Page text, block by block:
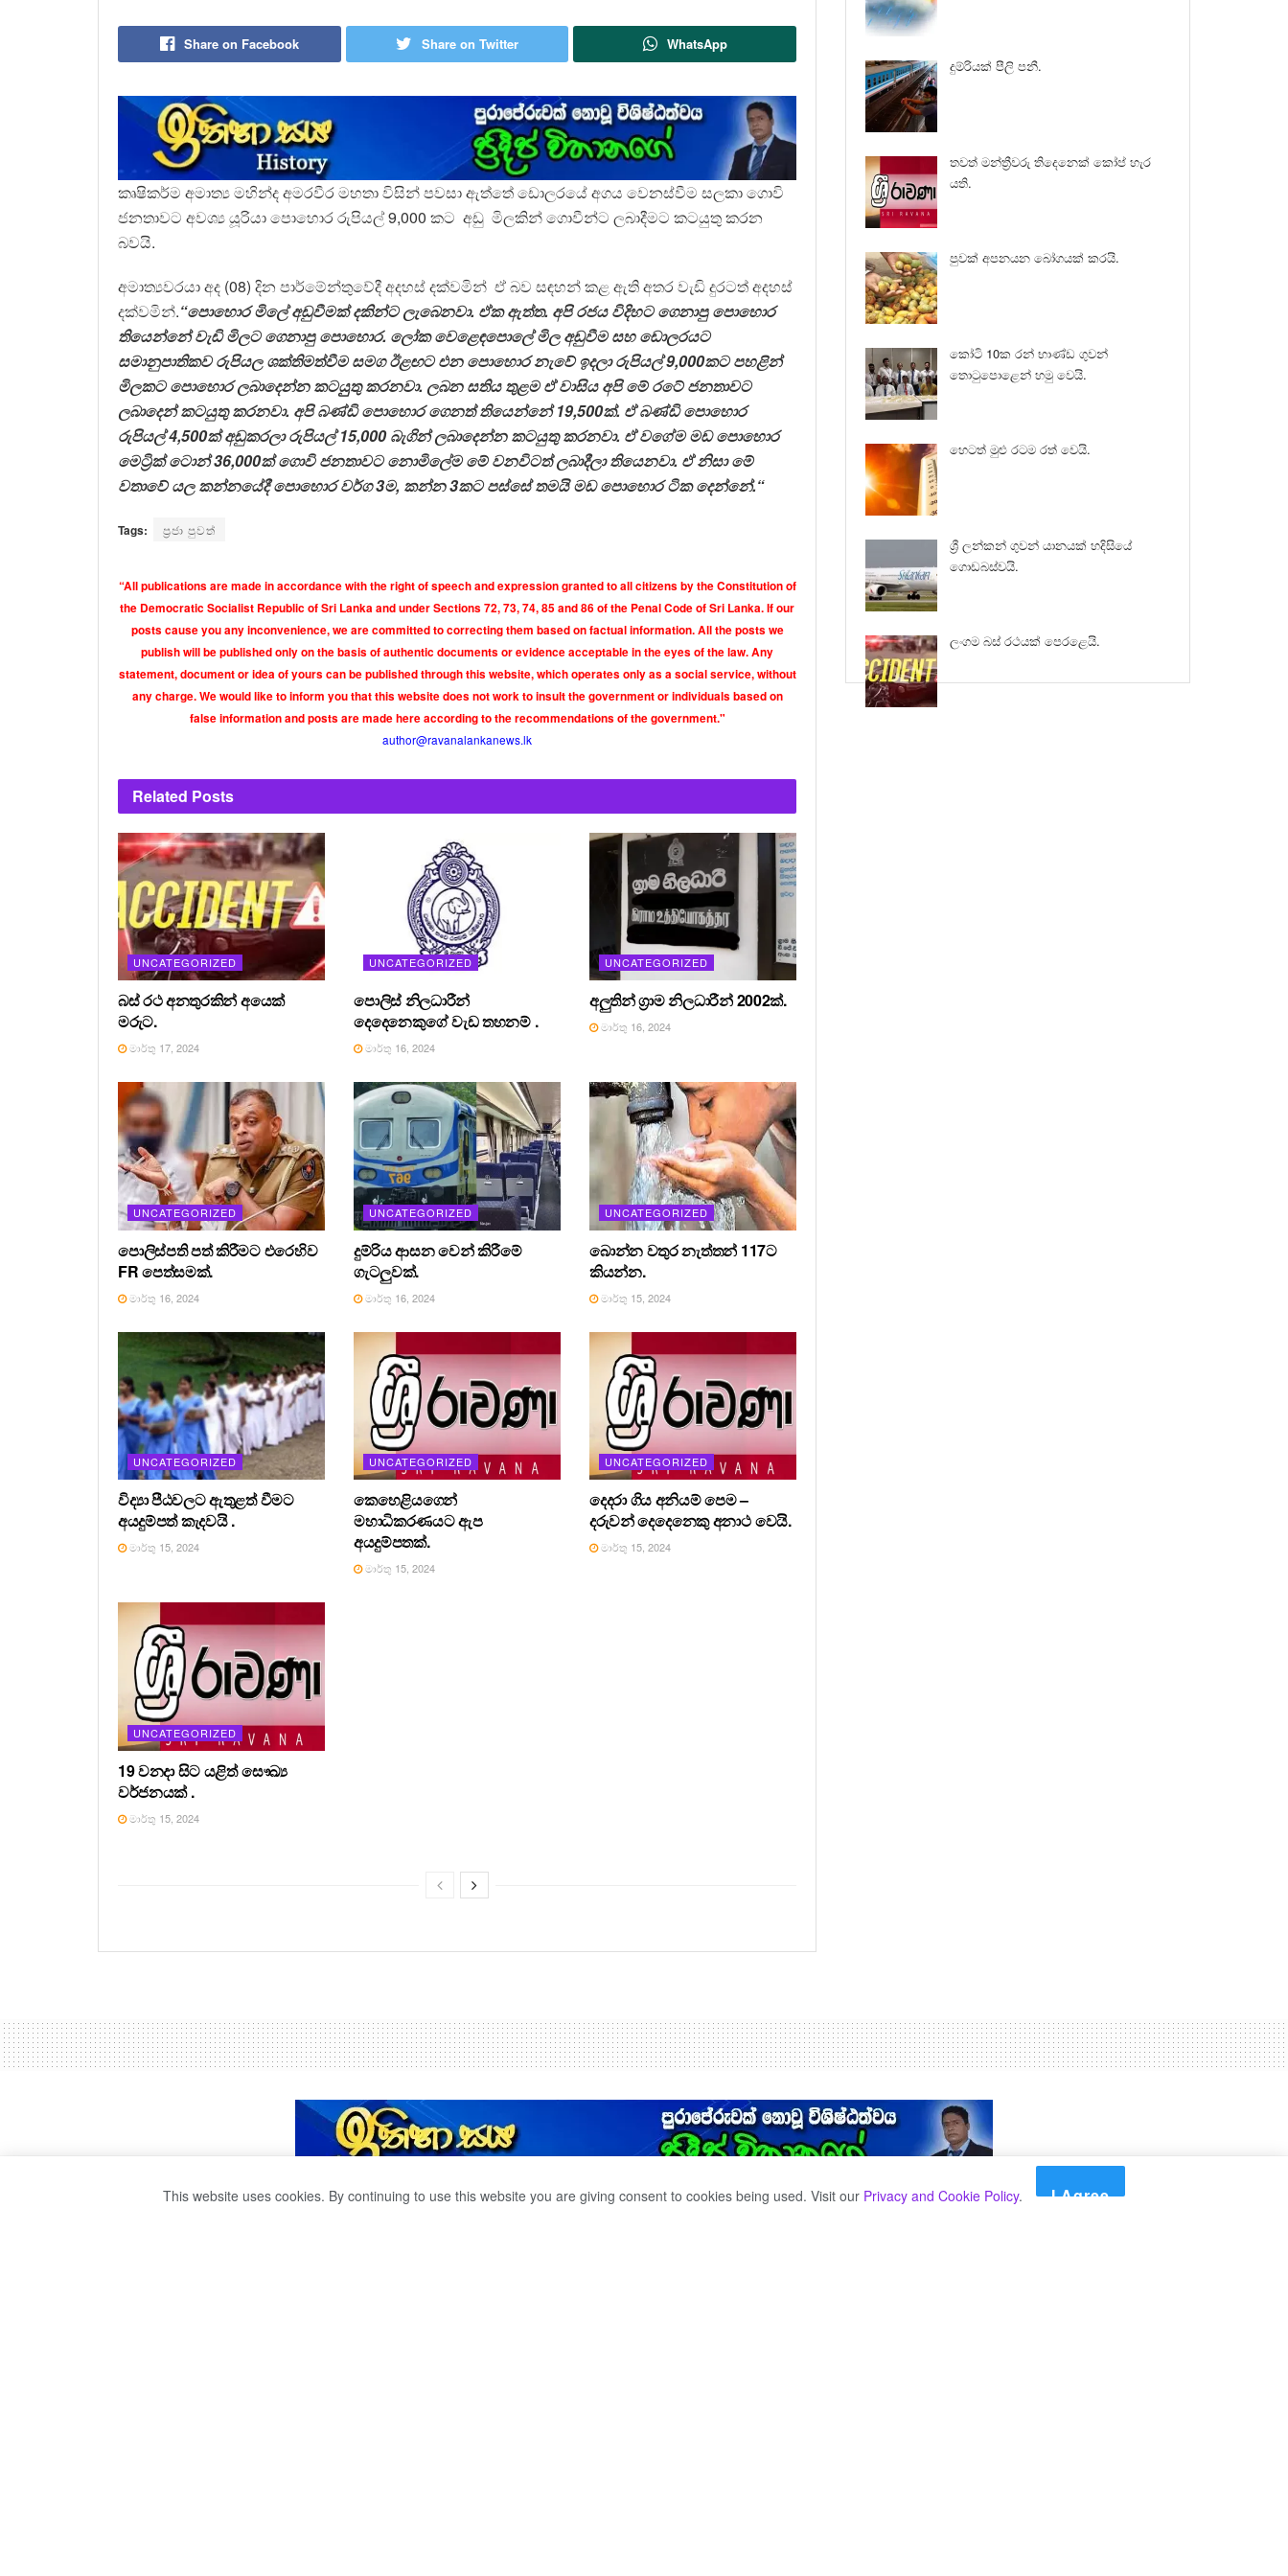
Share on Facebook Share on Twitter WhatsApp
කෘෂිකර්ම අමාත්‍ය මහින්ද අමරවීර මහතා විසින් පවසා ඇත්තේ ඩොලරයේ අගය වෙනස්වීම සලකා ගොවි
ජනතාවට අවශ්‍ය යූරියා පොහොර රුපියල් 9,000 කට අඩු මිලකින් ගොවීන්ට ලබාදීමට කටයුතු කරන
බවයි.
අමාත්‍යවරයා අද (08) දින පාර්මේන්තුවේදී අදහස් දක්වමින් ඒ බව සඳහන් කළ ඇති අතර වැඩි දුරටත් අදහස්
දක්වමින්.“පොහොර මිලේ අඩුවීමක් දකින්ට ලැබෙනවා. ඒක ඇත්ත. අපි රජය විදිහට ගෙනාපු පොහොර
තියෙන්නේ වැඩි මිලට ගෙනාපු පොහොර. ලෝක වෙළෙඳපොලේ මිල අඩුවීම සහ ඩොලරයට
සමානුපාතිකව රුපියල ශක්තිමත්වීම සමග ඊළඟට එන පොහොර නැවේ ඉදලා රුපියල්9,000කට පහළින්
මිලකට පොහොර ලබාදෙන්න කටයුුතු කරනවා. ලබන සතිය තුළම ඒ වාසිය අපි මේ රටේ ජනතාවට
ලබාදෙන් කටයුතු කරනවා. අපි බණ්ඩි පොහොර ගෙනත් තියෙන්නේ19,500ක්. ඒ බණ්ඩි පොහොර
රුපියල්4,500ක් අඩුකරලා රුපියල්15,000බැගින් ලබාදෙන්න කටයුතු කරනවා. ඒ වගේම මඩ පොහොර
මෙට්‍රික් ටොන්36,000ක් ගොවි ජනතාවට නොමිලේම මේ වනවිටත් ලබාදීලා තියෙනවා. ඒ නිසා මේ
වතාවේ යල කන්නයේදී පොහොර වර්ග3ම, කන්න3කටපස්සේ තමයි මඩ පොහොර ටික දෙන්නේ.“
Tags: ප්‍රජා පුවත්
“All publications are made in accordance with the right of speech and expression granted to all citizens by the Constitution of
the Democratic Socialist Republic of Sri Lanka and under Sections 72, 73, 74, 85 and 86 of the Penal Code of Sri Lanka. If our
posts cause you any inconvenience, we are committed to correcting them based on factual information. All the posts we
publish will be published only on the basis of authentic documents or evidence acceptable in the eyes of the law. Any
statement, document or idea of yours can be published through this website, which operates only as a social service, without
any charge. We would like to inform you that this website does not work to insult the government or individuals based on
false information and posts are made here according to the recommendations of the government."
author@ravanalankanews.lk
Related Posts
UNCATEGORIZED
බස් රථ අනතුරකින් අයෙක්
මරුට.
මාර්තු 17, 2024
UNCATEGORIZED
පොලිස් නිලධාරීන්
දෙදෙනෙකුගේ වැඩ තහනම් .
මාර්තු 16, 2024
UNCATEGORIZED
අලුතින් ග්‍රාම නිලධාරීන් 2002ක්.
මාර්තු 16, 2024
UNCATEGORIZED
පොලිස්පති පත් කිරීමට එරෙහිව
FR පෙත්සමක්.
මාර්තු 16, 2024
UNCATEGORIZED
දුම්රිය ආසන වෙන් කිරීමේ
ගැටලුවක්.
මාර්තු 16, 2024
UNCATEGORIZED
බොන්න වතුර නැත්තන් 117ට
කියන්න.
මාර්තු 15, 2024
UNCATEGORIZED
විද්‍යා පීඨවලට ඇතුළත් වීමට
අයදුම්පත් කැදවයි .
මාර්තු 15, 2024
UNCATEGORIZED
කෙහෙළියගෙන්
මහාධිකරණයට ඇප
අයදුම්පතක්.
මාර්තු 15, 2024
UNCATEGORIZED
දෙදරා ගිය අනියම් පෙම –
දරුවන් දෙදෙනෙකු අනාථ වෙයි.
මාර්තු 15, 2024
UNCATEGORIZED
19 වනදා සිට යළිත් සෞඛ්‍ය
වර්ජනයක් .
මාර්තු 15, 2024
දුම්රියක් පීලි පනී.
තවත් මන්ත්‍රීවරු තිදෙනෙක් කෝප් හැර
යති.
පුවක් අපනයන බෝගයක් කරයි.
කෝටි 10ක රන් භාණ්ඩ ගුවන්
තොටුපොළෙන් හමු වෙයි.
හෙටත් මුළු රටම රත් වෙයි.
ශ්‍රී ලන්කන් ගුවන් යානයක් හදිසියේ
ගොඩබස්වයි.
ලංගම බස් රථයක් පෙරළෙයි.
This website uses cookies. By continuing to use this website you are giving consent to cookies being used. Visit our Privacy and Cookie Policy. I Agree